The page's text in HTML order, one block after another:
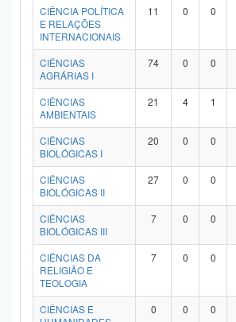
CIÊNCIA POLÍTICA
E RELAÇÕES
INTERNACIONAIS
11 0 0
CIÊNCIAS
AGRÁRIAS I
74 0 0
CIÊNCIAS
AMBIENTAIS
21 4 1
CIÊNCIAS
BIOLÓGICAS I
20 0 0
CIÊNCIAS
BIOLÓGICAS II
27 0 0
CIÊNCIAS
BIOLÓGICAS III
7 0 0
CIÊNCIAS DA
RELIGIÃO E
TEOLOGIA
7 0 0
CIÊNCIAS E
0 0 0